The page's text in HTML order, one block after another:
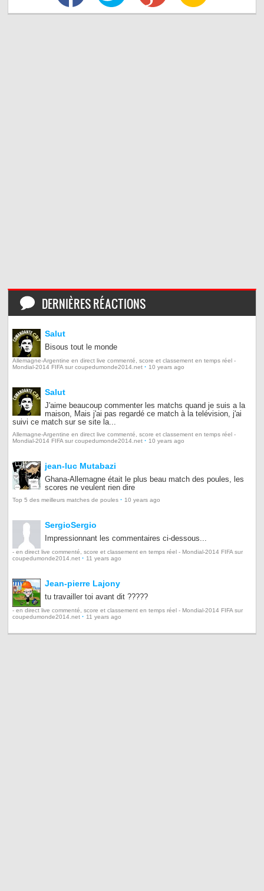
DERNIÈRES RÉACTIONS
Salut
Bisous tout le monde
Allemagne-Argentine en direct live commenté, score et classement en temps réel -
Mondial-2014 FIFA sur coupedumonde2014.net · 10 years ago
Salut
J'aime beaucoup commenter les matchs quand je suis a la
maison, Mais j'ai pas regardé ce match à la telévision, j'ai
suivi ce match sur se site la...
Allemagne-Argentine en direct live commenté, score et classement en temps réel -
Mondial-2014 FIFA sur coupedumonde2014.net · 10 years ago
jean-luc Mutabazi
Ghana-Allemagne était le plus beau match des poules, les
scores ne veulent rien dire
Top 5 des meilleurs matches de poules · 10 years ago
SergioSergio
Impressionnant les commentaires ci-dessous...
- en direct live commenté, score et classement en temps réel - Mondial-2014 FIFA sur
coupedumonde2014.net · 11 years ago
Jean-pierre Lajony
tu travailler toi avant dit ?????
- en direct live commenté, score et classement en temps réel - Mondial-2014 FIFA sur
coupedumonde2014.net · 11 years ago